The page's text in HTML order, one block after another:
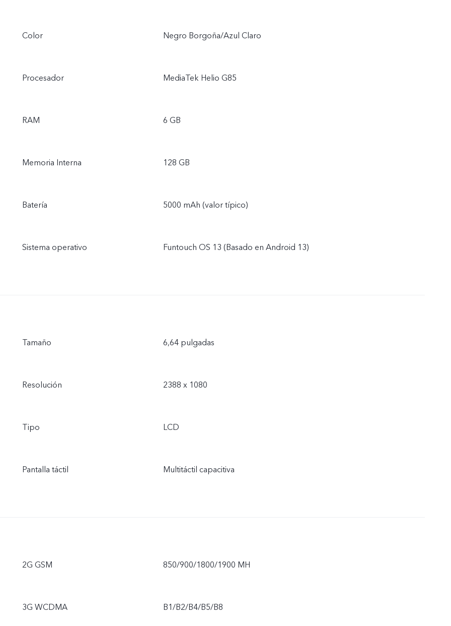
Color Negro Borgoña/Azul Claro
Procesador MediaTek Helio G85
RAM 6 GB
Memoria Interna 128 GB
Batería 5000 mAh (valor típico)
Sistema operativo Funtouch OS 13 (Basado en Android 13)
Tamaño 6,64 pulgadas
Resolución 2388 x 1080
Tipo LCD
Pantalla táctil Multitáctil capacitiva
2G GSM 850/900/1800/1900 MH
3G WCDMA B1/B2/B4/B5/B8